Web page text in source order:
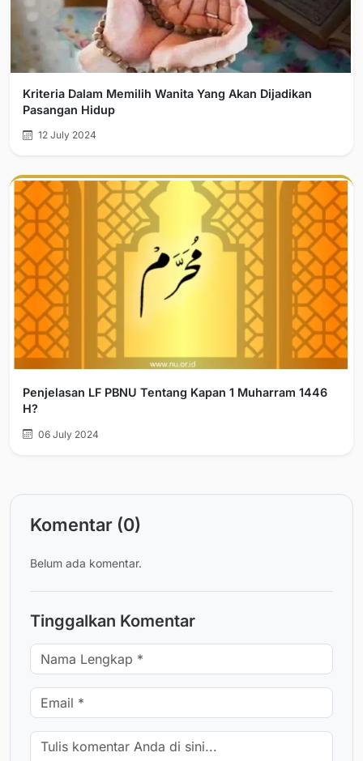
Kriteria Dalam Memilih Wanita Yang Akan Dijadikan
Pasangan Hidup
12 July 2024
Penjelasan LF PBNU Tentang Kapan 1 Muharram 1446
H?
06 July 2024
Komentar (0)
Belum ada komentar.
Tinggalkan Komentar